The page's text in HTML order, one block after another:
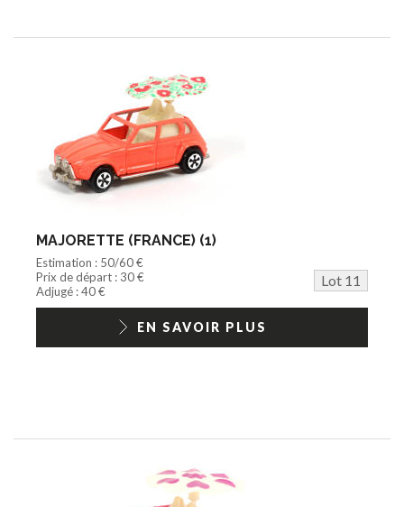
MAJORETTE (FRANCE) (1)
Estimation : 50/60 €
Prix de départ : 30 €
Lot 11
Adjugé : 40 €
EN SAVOIR PLUS